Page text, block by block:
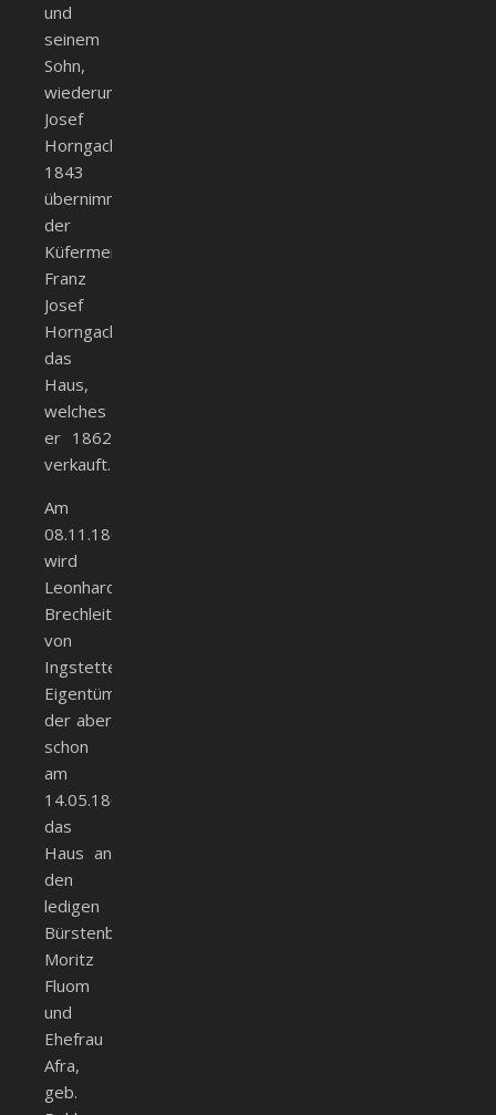
und
seinem
Sohn,
wiederum
Josef
Horngacher.
1843
übernimmt
der
Küfermeister
Franz
Josef
Horngacher
das
Haus,
welches
er 1862
verkauft.
Am
08.11.1860
wird
Leonhard
Brechleiter
von
Ingstetten
Eigentümer,
der aber
schon
am
14.05.1862
das
Haus an
den
ledigen
Bürstenbinder
Moritz
Fluom
und
Ehefrau
Afra,
geb.